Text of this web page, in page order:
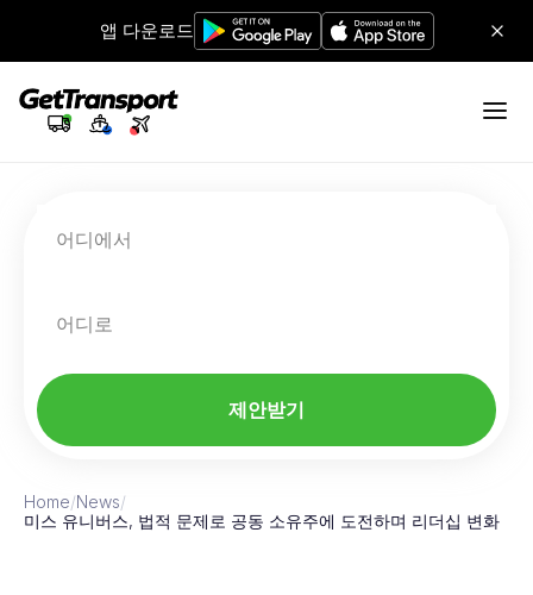
앱 다운로드
어디에서
어디로
제안받기
Home/News/
미스 유니버스, 법적 문제로 공동 소유주에 도전하며 리더십 변화